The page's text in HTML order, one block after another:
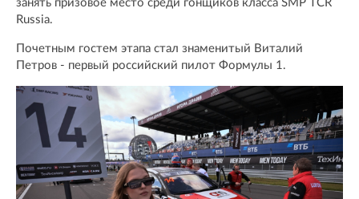
занять призовое место среди гонщиков класса SMP TCR
Russia.
Почетным гостем этапа стал знаменитый Виталий
Петров - первый российский пилот Формулы 1.